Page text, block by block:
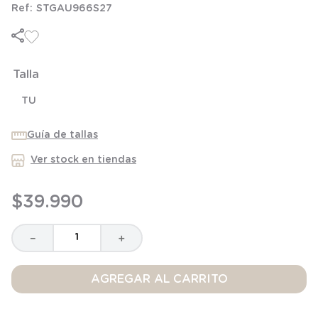
STGAU966S27
Talla
TU
Guía de tallas
Ver stock en tiendas
$39.990
＋
－
AGREGAR AL CARRITO
7.
niña
8.